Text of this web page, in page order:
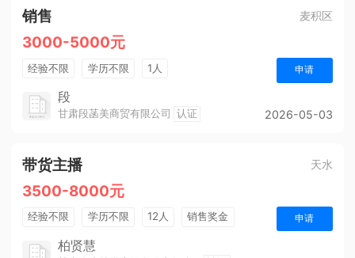
销售 麦积区
3000-5000元
经验不限 学历不限 1人 申请
段
甘肃段菡美商贸有限公司 认证 2026-05-03
带货主播 天水
3500-8000元
经验不限 学历不限 12人 销售奖金 申请
柏贤慧